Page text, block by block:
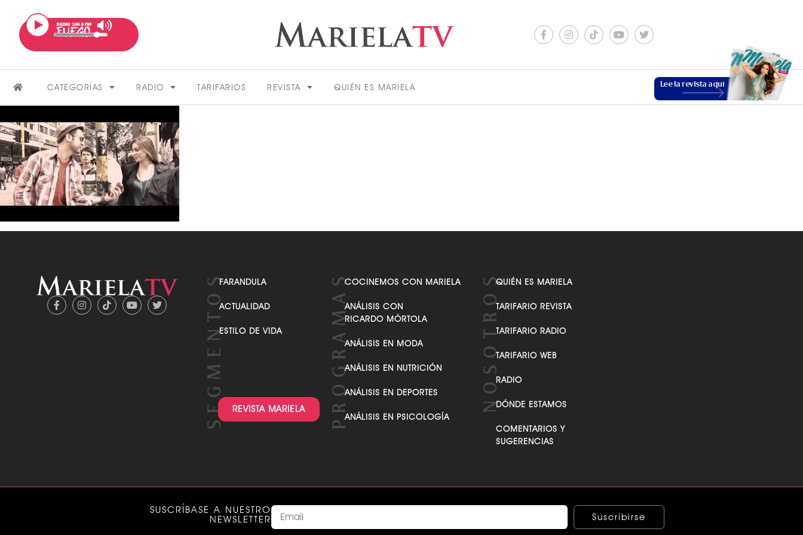
CATEGORÍAS RADIO TARIFARIOS REVISTA QUIÉN ES MARIELA Lee la revista aquí
VER TODAS LAS CATEGORÍAS
FARANDULA
ACTUALIDAD
ESTILO DE VIDA
REVISTA MARIELA
COCINEMOS CON MARIELA
ANÁLISIS CON
RICARDO MÓRTOLA
ANÁLISIS EN MODA
ANÁLISIS EN NUTRICIÓN
ANÁLISIS EN DEPORTES
ANÁLISIS EN PSICOLOGÍA
QUIÉN ES MARIELA
TARIFARIO REVISTA
TARIFARIO RADIO
TARIFARIO WEB
RADIO
DÓNDE ESTAMOS
COMENTARIOS Y
SUGERENCIAS
SUSCRÍBASE A NUESTRO
NEWSLETTER
Suscribirse